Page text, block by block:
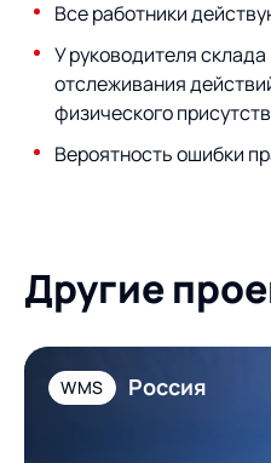
Все работники
У руководителя
отслеживания
физического
Вероятность ошибки
Другие
WMS Россия